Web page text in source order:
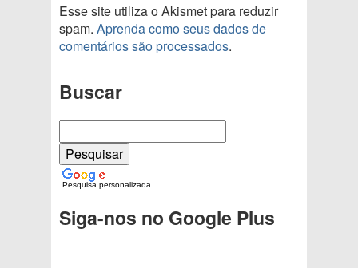
Esse site utiliza o Akismet para reduzir
spam. Aprenda como seus dados de
comentários são processados.
Buscar
Pesquisa personalizada
Siga-nos no Google Plus